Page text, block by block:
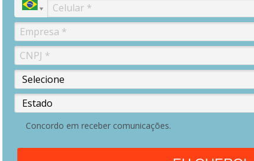
Concordo em receber comunicações.